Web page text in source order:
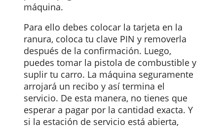
es efectuado inmediatamente.
En bencineras
Los automovilistas también obtienen
beneficios en el extranjero con una
tarjeta de crédito en el bolsillo. En
muchos países hay bencineras donde
puedes pagar directamente en la
máquina.